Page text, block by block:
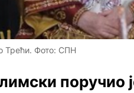
Трећи. Фото: СПН